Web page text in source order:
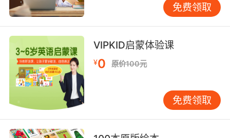
免费领取
VIPKID启蒙体验课
¥0 原价100元
免费领取